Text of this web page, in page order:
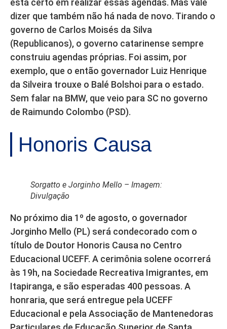
está certo em realizar essas agendas. Mas vale
dizer que também não há nada de novo. Tirando o
governo de Carlos Moisés da Silva
(Republicanos), o governo catarinense sempre
construiu agendas próprias. Foi assim, por
exemplo, que o então governador Luiz Henrique
da Silveira trouxe o Balé Bolshoi para o estado.
Sem falar na BMW, que veio para SC no governo
de Raimundo Colombo (PSD).
Honoris Causa
Sorgatto e Jorginho Mello – Imagem:
Divulgação
No próximo dia 1º de agosto, o governador
Jorginho Mello (PL) será condecorado com o
título de Doutor Honoris Causa no Centro
Educacional UCEFF. A cerimônia solene ocorrerá
às 19h, na Sociedade Recreativa Imigrantes, em
Itapiranga, e são esperadas 400 pessoas. A
honraria, que será entregue pela UCEFF
Educacional e pela Associação de Mantenedoras